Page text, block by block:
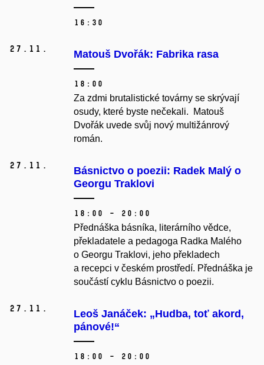
16:30
27. 11. Matouš Dvořák: Fabrika rasa
18:00
Za zdmi brutalistické továrny se skrývají
osudy, které byste nečekali. Matouš
Dvořák uvede svůj nový multižánrový
román.
27. 11.
Básnictvo o poezii: Radek Malý o
Georgu Traklovi
18:00 – 20:00
Přednáška básníka, literárního vědce,
překladatele a pedagoga Radka Malého
o Georgu Traklovi, jeho překladech
a recepci v českém prostředí. Přednáška je
součástí cyklu Básnictvo o poezii.
27. 11.
Leoš Janáček: „Hudba, toť akord,
pánové!“
18:00 – 20:00